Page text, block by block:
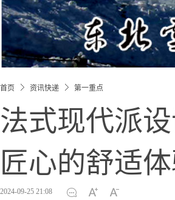
首页 资讯快递 第一重点
法式现代派
匠心的舒适
2024-09-25 21:08